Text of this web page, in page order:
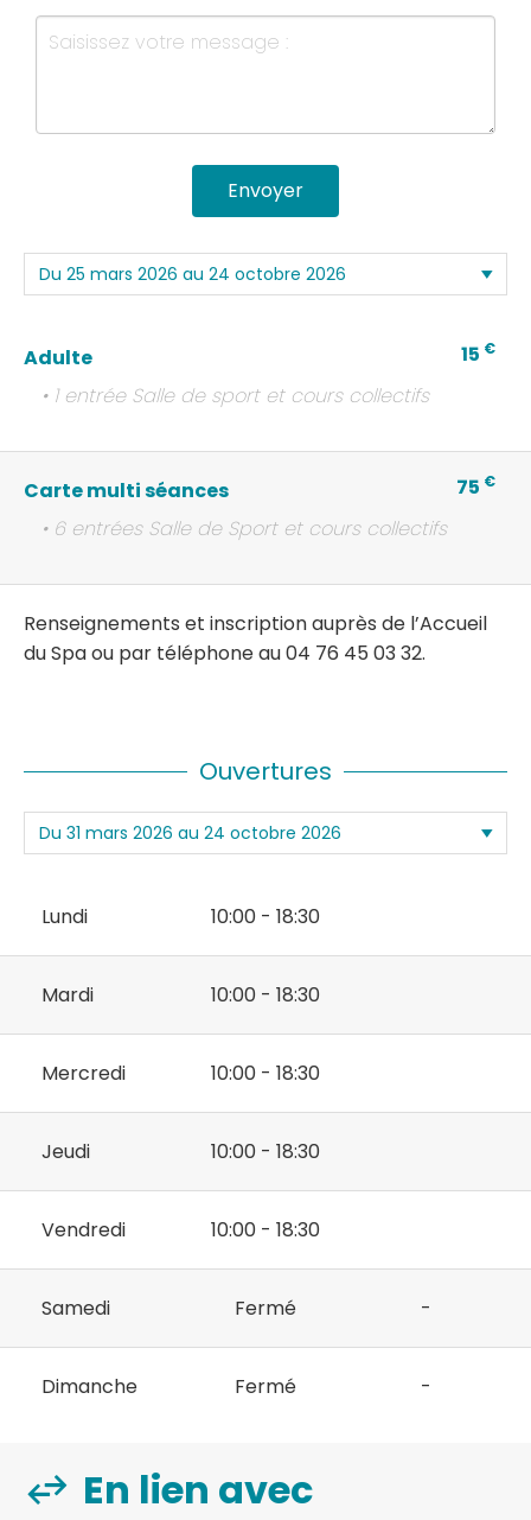
Envoyer
Adulte 15 €
• 1 entrée Salle de sport et cours collectifs
Carte multi séances 75 €
• 6 entrées Salle de Sport et cours collectifs
Renseignements et inscription auprès de l’Accueil
du Spa ou par téléphone au 04 76 45 03 32.
Ouvertures
Lundi 10:00 - 18:30
Mardi 10:00 - 18:30
Mercredi 10:00 - 18:30
Jeudi 10:00 - 18:30
Vendredi 10:00 - 18:30
Samedi Fermé -
Dimanche Fermé -
En lien avec